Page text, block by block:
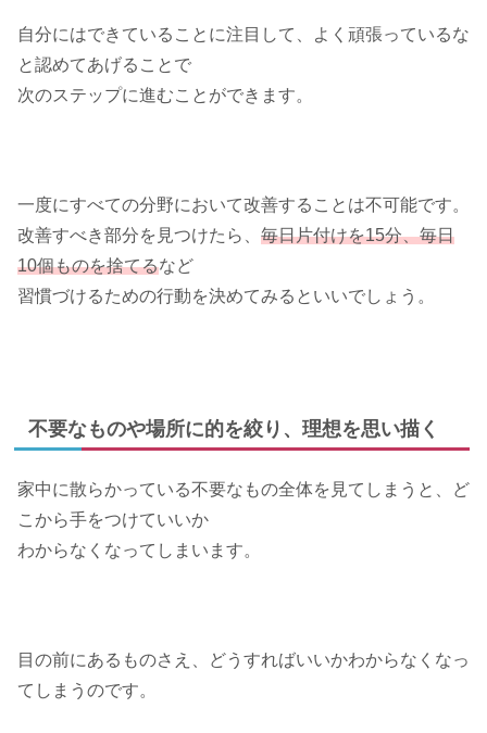
自分にはできていることに注目して、よく頑張っているな
と認めてあげることで
次のステップに進むことができます。
一度にすべての分野において改善することは不可能です。
改善すべき部分を見つけたら、 毎日片付けを15分、毎日
10個ものを捨てるなど
習慣づけるための行動を決めてみるといいでしょう。
不要なものや場所に的を絞り、理想を思い描く
家中に散らかっている不要なもの全体を見てしまうと、ど
こから手をつけていいか
わからなくなってしまいます。
目の前にあるものさえ、どうすればいいかわからなくなっ
てしまうのです。